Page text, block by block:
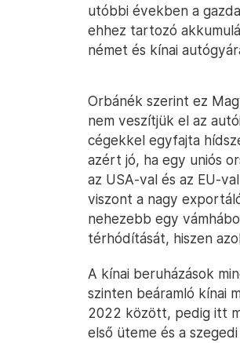
utóbbi években a
ehhez tartozó
német és kínai
Orbánék szerint ez
nem veszítjük el az
cégekkel egyfajta
azért jó, ha egy uniós
az USA-val és az EU-
viszont a nagy
nehezebb egy
térhódítását, hiszen
A kínai beruházások
szinten beáramló kínai
2022 között, pedig itt
első üteme és a